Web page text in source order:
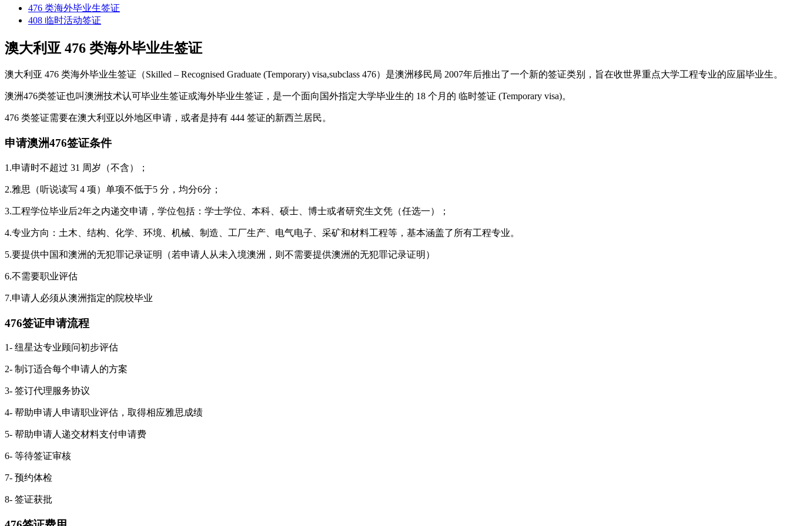
476 类海外毕业生签证
408 临时活动签证
澳大利亚 476 类海外毕业生签证
澳大利亚 476 类海外毕业生签证（Skilled – Recognised Graduate (Temporary) visa,subclass 476）是澳洲移民局 2007年后推出了一个新的签证类别，旨在收世界重点大学工程专业的应届毕业生。
澳洲476类签证也叫澳洲技术认可毕业生签证或海外毕业生签证，是一个面向国外指定大学毕业生的 18 个月的 临时签证 (Temporary visa)。
476 类签证需要在澳大利亚以外地区申请，或者是持有 444 签证的新西兰居民。
申请澳洲476签证条件
1.申请时不超过 31 周岁（不含）；
2.雅思（听说读写 4 项）单项不低于5 分，均分6分；
3.工程学位毕业后2年之内递交申请，学位包括：学士学位、本科、硕士、博士或者研究生文凭（任选一）；
4.专业方向：土木、结构、化学、环境、机械、制造、工厂生产、电气电子、采矿和材料工程等，基本涵盖了所有工程专业。
5.要提供中国和澳洲的无犯罪记录证明（若申请人从未入境澳洲，则不需要提供澳洲的无犯罪记录证明）
6.不需要职业评估
7.申请人必须从澳洲指定的院校毕业
476签证申请流程
1- 纽星达专业顾问初步评估
2- 制订适合每个申请人的方案
3- 签订代理服务协议
4- 帮助申请人申请职业评估，取得相应雅思成绩
5- 帮助申请人递交材料支付申请费
6- 等待签证审核
7- 预约体检
8- 签证获批